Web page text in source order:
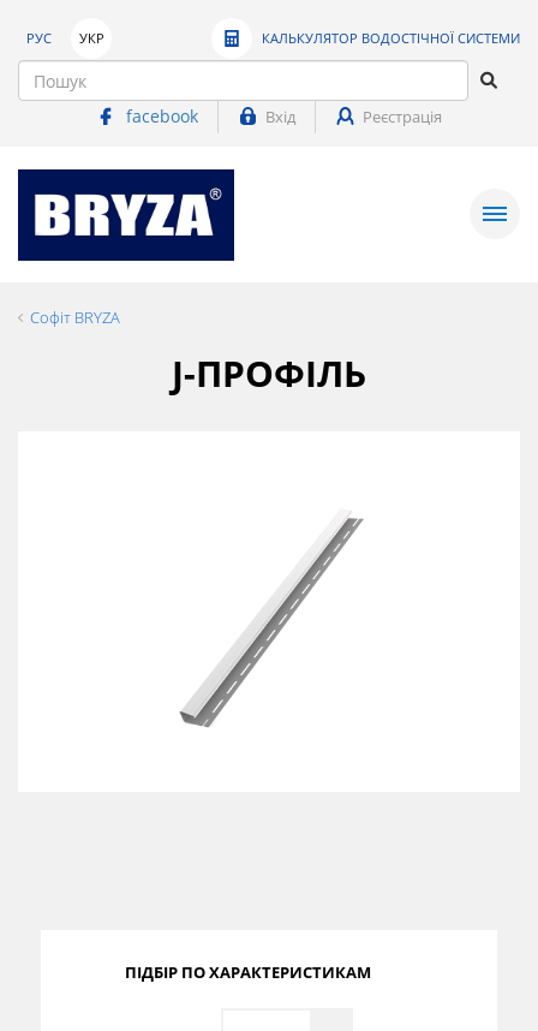
РУС УКР КАЛЬКУЛЯТОР ВОДОСТІЧНОЇ СИСТЕМИ
facebook Вхід Реєстрація
Сертифікати
Каталоги
Прайс-листи
Софіт BRYZA
J-ПРОФІЛЬ
ПІДБІР ПО ХАРАКТЕРИСТИКАМ